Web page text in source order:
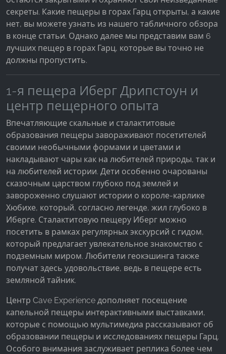
секреты. Какие пещеры в горах Гарц открыты, а какие
нет, вы можете узнать из нашего табличного обзора
в конце статьи. Однако далее мы представим вам 6
лучших пещер в горах Гарц, которые вы точно не
должны пропустить.
1-я пещера Иберг Дрипстоун и
центр пещерного опыта
Впечатляющие скальные и сталактитовые
образования пещеры завораживают посетителей
своими необычными формами и цветами и
накладывают чары как на любителей природы, так и
на любителей истории. Дети особенно очарованы
сказочным царством глубоко под землей и
завороженно слушают истории о короле-карлике
Хюбихе, который, согласно легенде, жил глубоко в
Иберге. Сталактитовую пещеру Иберг можно
посетить в рамках регулярных экскурсий с гидом,
который предлагает увлекательное знакомство с
подземным миром. Любители геокэшинга также
получат здесь удовольствие, ведь в пещере есть
земляной тайник.
Центр Cave Experience дополняет посещение
капельной пещеры интерактивными выставками,
которые с помощью мультимедиа рассказывают об
образовании пещеры и исследованиях пещеры Гарц.
Особого внимания заслуживает реплика более чем
Статистические Cookies собирают информацию
анонимно. Эта информация помогает нам
понять, как наши посетители используют наш
сайт.
Google Analytics
Name:
_ga, _gid, _gac_gb_
Google LLC
Purpose:
Сбор статистических данных об использовании
сайта
Cookie duration:
24 часа - 2 года